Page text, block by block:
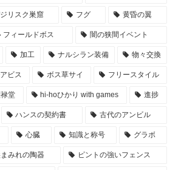
リスク巣窟 フグ 黄昏の翼
フィールドボス 闇の狭間イベント
加工 ナルシラン装備 物々交換
ビス ボス草サイ フリースタイル
堂 hi-hoひかり with games 進捗
ハンスの契約書 古代のアンビル
心臓 知識と称号 グラボ
みれの陶器 ピントの強いフェンス